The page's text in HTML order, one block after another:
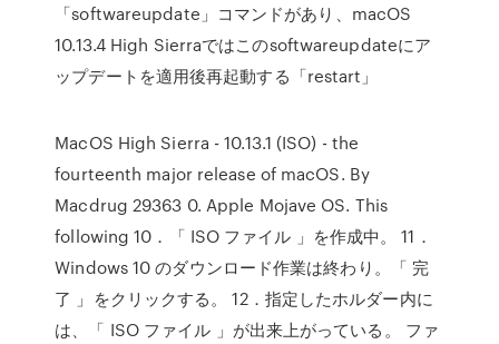
「softwareupdate」コマンドがあり、macOS
10.13.4 High Sierraではこのsoftwareupdateにア
ップデートを適用後再起動する「restart」
MacOS High Sierra - 10.13.1 (ISO) - the
fourteenth major release of macOS. By
Macdrug 29363 0. Apple Mojave OS. This
following 10．「 ISO ファイル 」を作成中。 11．
Windows 10 のダウンロード作業は終わり。「 完
了 」をクリックする。 12．指定したホルダー内に
は、「 ISO ファイル 」が出来上がっている。 ファ